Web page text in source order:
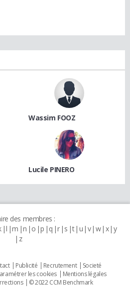
Wassim FOOZ
Lucile PINERO
des membres :
l m n o p q r s t u v w x y
z
Publicité Recrutement
Societé
les cookies
Mentions légales
© 2022 CCM Benchmark